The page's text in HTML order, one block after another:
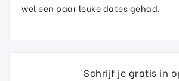
wel een paar leuke dates gehad.
Schrijf je gratis in